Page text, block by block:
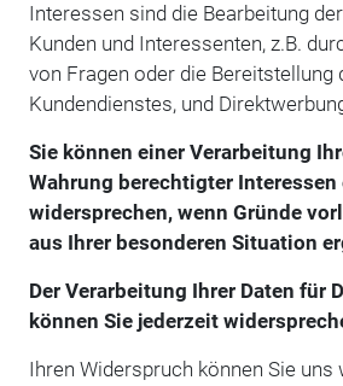
Interessen sind die Bearbeitung
Kunden und Interessenten, z.B.
von Fragen oder die Bereitstellung
Kundendienstes, und
Sie können einer Verarbeitung
Wahrung berechtigter
widersprechen, wenn Gründe
aus Ihrer besonderen Situation
Der Verarbeitung Ihrer Daten für
können Sie jederzeit
Ihren Widerspruch können Sie uns